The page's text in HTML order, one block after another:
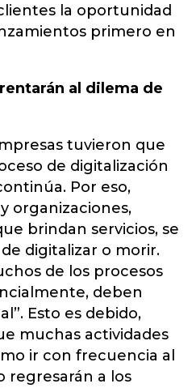
la oportunidad
primero en
al dilema de
tuvieron que
de digitalización
Por eso,
organizaciones,
brindan servicios, se
digitalizar o morir.
de los procesos
deben
Esto es debido,
muchas actividades
ir con frecuencia al
regresarán a los